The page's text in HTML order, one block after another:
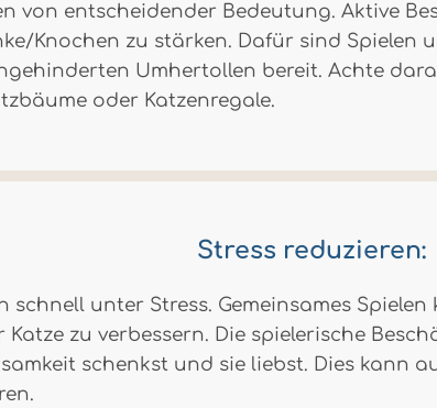
von entscheidender Bedeutung. Aktive
Knochen zu stärken. Dafür sind Spielen
Umhertollen bereit. Achte
oder Katzenregale.
Stress reduzieren:
schnell unter Stress. Gemeinsames
zu verbessern. Die spielerische
schenkst und sie liebst. Dies kann